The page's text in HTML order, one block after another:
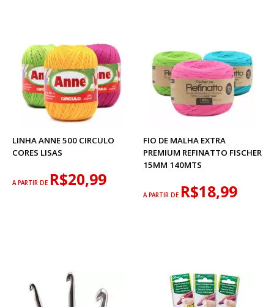
LINHA ANNE 500 CIRCULO
CORES LISAS
A PARTIR DE R$20,99
FIO DE MALHA EXTRA
PREMIUM REFINATTO FISCHER
15MM 140MTS
A PARTIR DE R$18,99